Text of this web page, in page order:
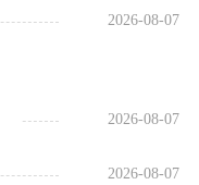
2026-08-07
2026-08-07
2026-08-07